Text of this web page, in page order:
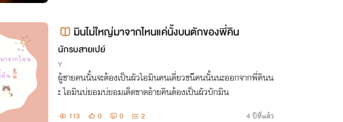
มินไม่ใหญ่มาจากไหนแค่นั้งบนตักของพี่คิน
นักรบสายเปย์
Y
ผู้ชายคนนั้นจะต้องเป็นผัวไอมินคนเดี่ยวชนีคนนั้นนะออกจากพี่คินน
ะ ไอมินบ่ยอมบ่ยอมเด็ดขาดอ้ายคินต้องเป็นผัวบักมิน
113 0 0 2 4 ปีที่แล้ว